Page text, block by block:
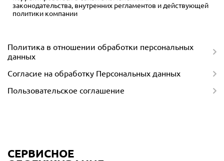
законодательства, внутренних регламентов и действующей
политики компании
Политика в отношении обработки персональных
данных
Согласие на обработку Персональных данных
Пользовательское соглашение
СЕРВИСНОЕ